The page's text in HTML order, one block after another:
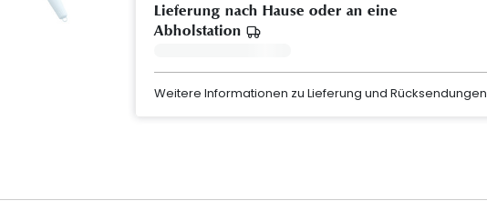
Lieferung nach Hause oder an eine
Abholstation
Weitere Informationen zu Lieferung und Rücksendungen